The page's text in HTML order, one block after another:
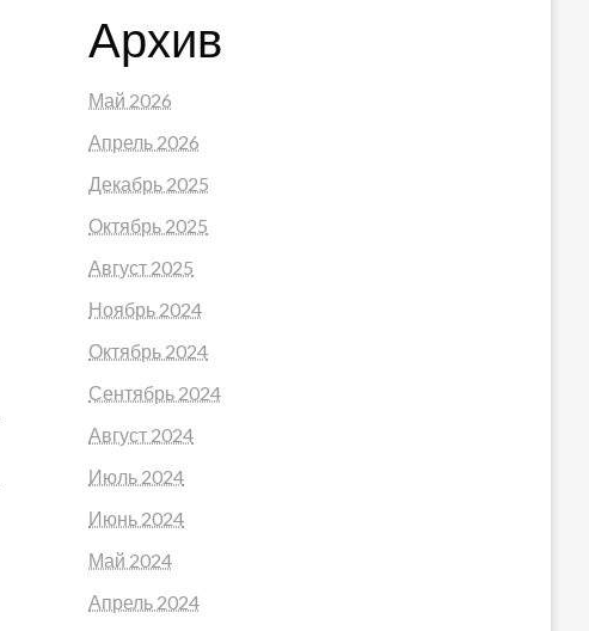
Архив
Май 2026
Апрель 2026
Декабрь 2025
Октябрь 2025
Август 2025
Ноябрь 2024
Октябрь 2024
Сентябрь 2024
Август 2024
Июль 2024
Июнь 2024
Май 2024
Апрель 2024